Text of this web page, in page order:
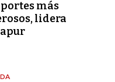
más
lidera